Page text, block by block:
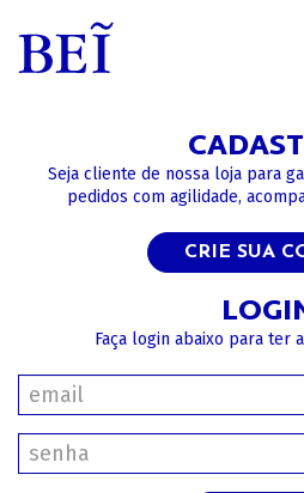
Seja cliente de nossa loja para
pedidos com agilidade,
CRIE SUA
Faça login abaixo para ter